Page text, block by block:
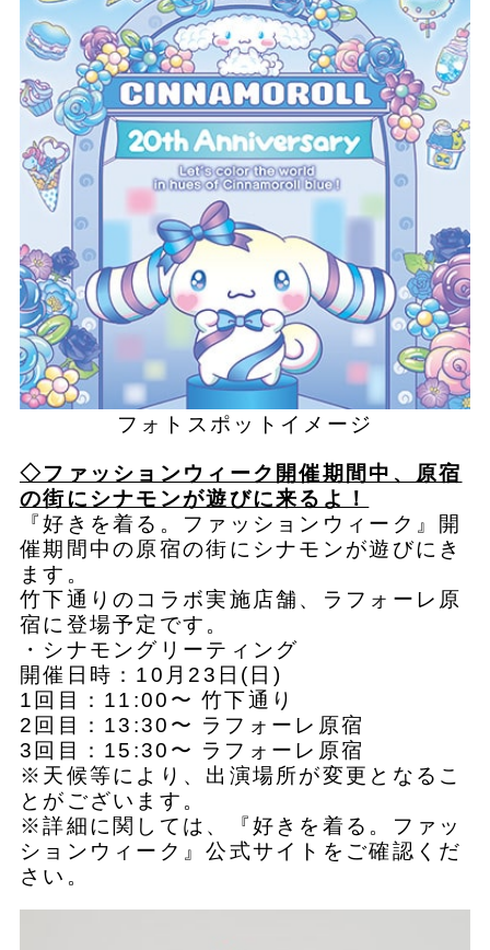
フォトスポットイメージ
◇ファッションウィーク開催期間中、原宿
の街にシナモンが遊びに来るよ！
『好きを着る。ファッションウィーク』開
催期間中の原宿の街にシナモンが遊びにき
ます。
竹下通りのコラボ実施店舗、ラフォーレ原
宿に登場予定です。
・シナモングリーティング
開催日時：10月23日(日)
1回目：11:00〜 竹下通り
2回目：13:30〜 ラフォーレ原宿
3回目：15:30〜 ラフォーレ原宿
※天候等により、出演場所が変更となるこ
とがございます。
※詳細に関しては、『好きを着る。ファッ
ションウィーク』公式サイトをご確認くだ
さい。